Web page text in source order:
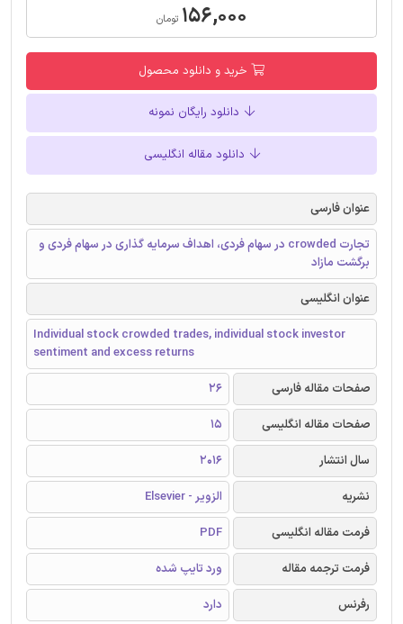
۱۵۶,۰۰۰ تومان
خرید و دانلود محصول
دانلود رایگان نمونه
دانلود مقاله انگلیسی
عنوان فارسی
تجارت crowded در سهام فردی، اهداف سرمایه گذاری در سهام فردی و
برگشت مازاد
عنوان انگلیسی
Individual stock crowded trades, individual stock investor
sentiment and excess returns
صفحات مقاله فارسی
26
صفحات مقاله انگلیسی
15
سال انتشار
2016
نشریه
الزویر - Elsevier
فرمت مقاله انگلیسی
PDF
فرمت ترجمه مقاله
ورد تایپ شده
رفرنس
دارد